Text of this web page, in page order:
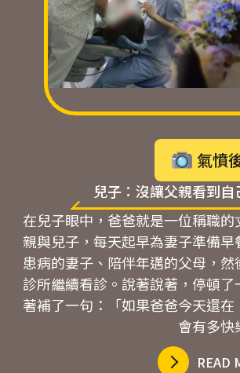
氣憤
兒子：沒讓父親看到自
在兒子眼中，爸爸就是一位稱職的
親與兒子，每天起早為妻子準備早
患病的妻子、陪伴年邁的父母，然
診所繼續看診。說著說著，停頓了
著補了一句：「如果爸爸今天還在
會有多快
READ